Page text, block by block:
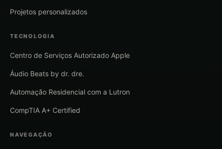
Projetos personalizados
TECNOLOGIA
Centro de Serviços Autorizado Apple
Áudio Beats by dr. dre.
Automação Residencial com a Lutron
CompTIA A+ Certified
NAVEGAÇÃO